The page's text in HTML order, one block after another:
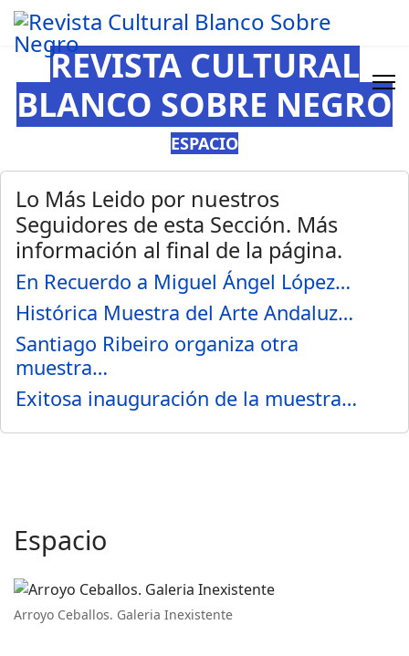
REVISTA CULTURAL
BLANCO SOBRE NEGRO
ESPACIO
Lo Más Leido por nuestros
Seguidores de esta Sección. Más
información al final de la página.
En Recuerdo a Miguel Ángel López…
Histórica Muestra del Arte Andaluz…
Santiago Ribeiro organiza otra
muestra…
Exitosa inauguración de la muestra…
Espacio
Arroyo Ceballos. Galeria Inexistente